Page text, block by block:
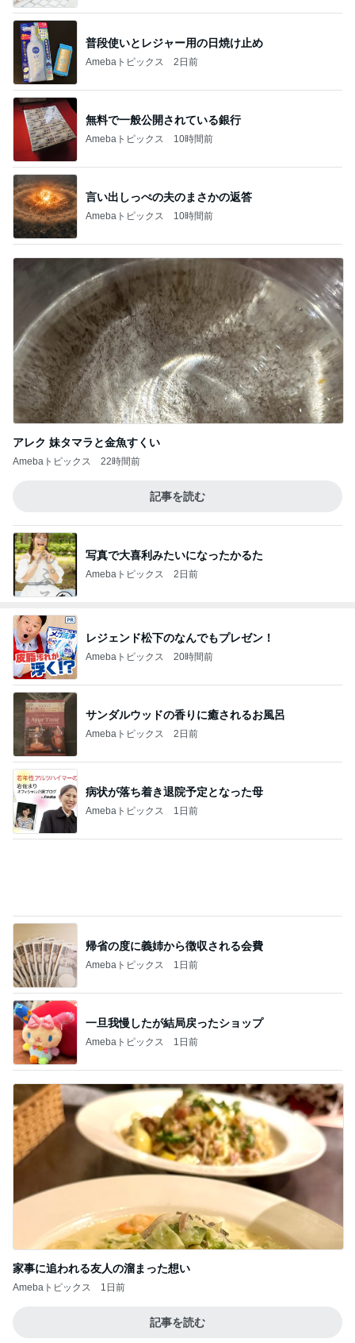
普段使いとレジャー用の日焼け止め
Amebaトピックス 2日前
無料で一般公開されている銀行
Amebaトピックス 10時間前
言い出しっぺの夫のまさかの返答
Amebaトピックス 10時間前
アレク 妹タマラと金魚すくい
Amebaトピックス 22時間前
記事を読む
写真で大喜利みたいになったかるた
Amebaトピックス 2日前
レジェンド松下のなんでもプレゼン！
Amebaトピックス 20時間前
サンダルウッドの香りに癒されるお風呂
Amebaトピックス 2日前
病状が落ち着き退院予定となった母
Amebaトピックス 1日前
一旦我慢したが結局戻ったショップ
Amebaトピックス 1日前
家事に追われる友人の溜まった想い
1日前
記事を読む
Amebaトピックス 18時間前